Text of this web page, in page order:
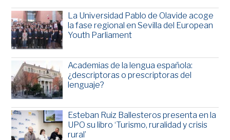
La Universidad Pablo de Olavide acoge
la fase regional en Sevilla del European
Youth Parliament
Academias de la lengua española:
¿descriptoras o prescriptoras del
lenguaje?
Esteban Ruiz Ballesteros presenta en la
UPO su libro ‘Turismo, ruralidad y crisis
rural’